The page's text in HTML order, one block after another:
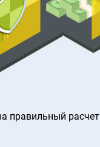
правильный расчет